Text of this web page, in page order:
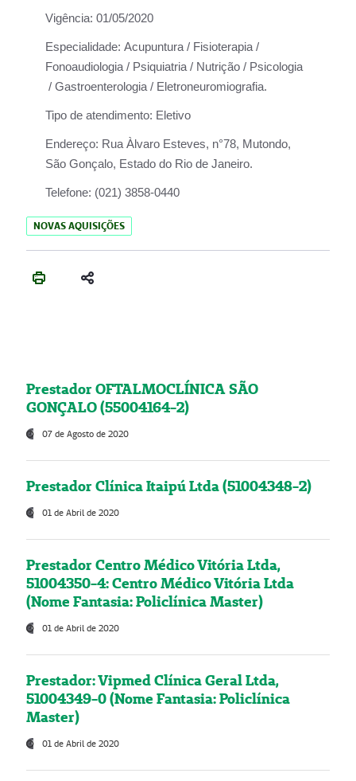
Vigência: 01/05/2020
Especialidade: Acupuntura / Fisioterapia /
Fonoaudiologia / Psiquiatria / Nutrição / Psicologia
/ Gastroenterologia / Eletroneuromiografia.
Tipo de atendimento: Eletivo
Endereço: Rua Àlvaro Esteves, n°78, Mutondo,
São Gonçalo, Estado do Rio de Janeiro.
Telefone: (021) 3858-0440
NOVAS AQUISIÇÕES
Prestador OFTALMOCLÍNICA SÃO
GONÇALO (55004164-2)
07 de Agosto de 2020
Prestador Clínica Itaipú Ltda (51004348-2)
01 de Abril de 2020
Prestador Centro Médico Vitória Ltda,
51004350-4: Centro Médico Vitória Ltda
(Nome Fantasia: Policlínica Master)
01 de Abril de 2020
Prestador: Vipmed Clínica Geral Ltda,
51004349-0 (Nome Fantasia: Policlínica
Master)
01 de Abril de 2020